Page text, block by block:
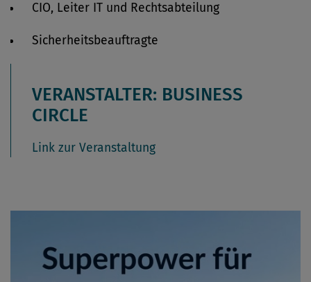
CIO, Leiter IT und Rechtsabteilung
Sicherheitsbeauftragte
VERANSTALTER: BUSINESS
CIRCLE
Link zur Veranstaltung